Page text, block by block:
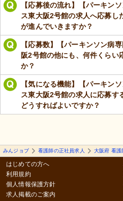
【応募後の流れ】【パーキン
ス東大阪2号館の求人へ応募し
が進んでいきますか？
【応募数】【パーキンソン病
阪2号館の他にも、何件くらい
か？
【気になる機能】【パーキン
ス東大阪2号館の求人に応募す
どうすればよいですか？
みんジョブ 看護師の正社員求人 大阪府 看護
はじめての方へ
利用規約
個人情報保護方針
求人掲載のご案内